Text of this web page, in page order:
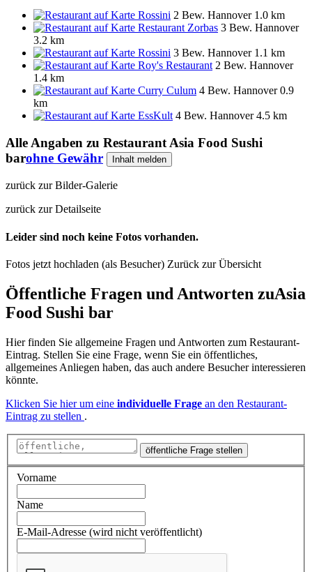
Rossini 2 Bew. Hannover 1.0 km
Restaurant Zorbas 3 Bew. Hannover
3.2 km
Rossini 3 Bew. Hannover 1.1 km
Roy's Restaurant 2 Bew. Hannover
1.4 km
Curry Culum 4 Bew. Hannover 0.9
km
EssKult 4 Bew. Hannover 4.5 km
Alle Angaben zu Restaurant Asia Food Sushi
barohne Gewähr Inhalt melden
zurück zur Bilder-Galerie
zurück zur Detailseite
Leider sind noch keine Fotos vorhanden.
Fotos jetzt hochladen (als Besucher) Zurück zur Übersicht
Öffentliche Fragen und Antworten zuAsia
Food Sushi bar
Hier finden Sie allgemeine Fragen und Antworten zum Restaurant-
Eintrag. Stellen Sie eine Frage, wenn Sie ein öffentliches,
allgemeines Anliegen haben, das auch andere Besucher interessieren
könnte.
Klicken Sie hier um eine individuelle Frage an den Restaurant-
Eintrag zu stellen .
öffentliche Frage stellen
Vorname
Name
E-Mail-Adresse (wird nicht veröffentlicht)